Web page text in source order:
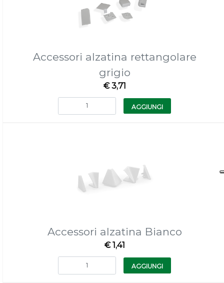
Accessori alzatina rettangolare
grigio
€ 3,71
Quantità
AGGIUNGI
Accessori alzatina Bianco
€ 1,41
Quantità
AGGIUNGI